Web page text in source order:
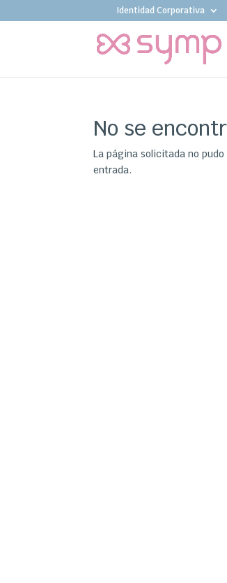
Identidad Corporativa
No se
La página solicitada no
entrada.